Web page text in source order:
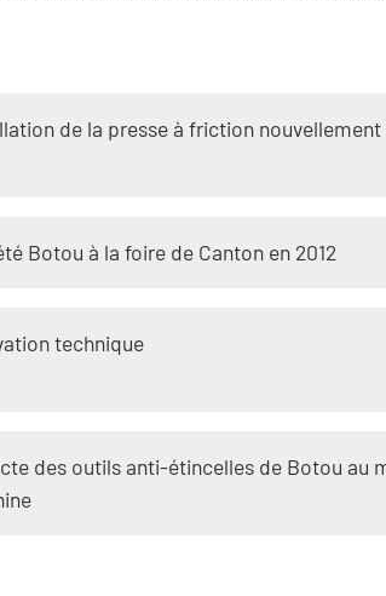
de la presse à friction nouvellement
Botou à la foire de Canton en 2012
technique
des outils anti-étincelles de Botou au